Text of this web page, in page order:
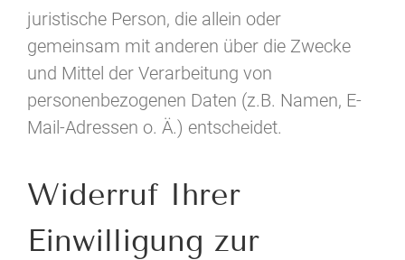
juristische Person, die allein oder
gemeinsam mit anderen über die Zwecke
und Mittel der Verarbeitung von
personenbezogenen Daten (z.B. Namen, E-
Mail-Adressen o. Ä.) entscheidet.
Widerruf Ihrer
Einwilligung zur